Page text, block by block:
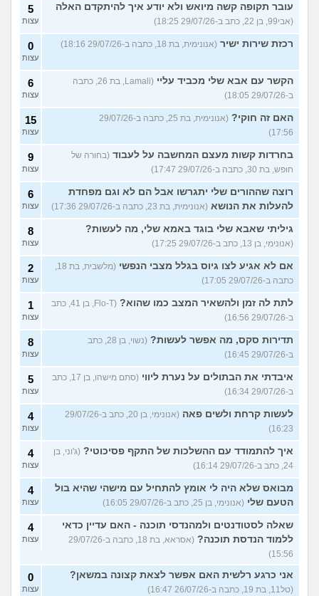
עובר תקופה קשה מיואש ולא יודע איך להיתקדם האלה
(אבי99, בן 22, כתב ב-29/07/26 18:25)
5
עצות
רכזת שירות ישיר (אנונימית, בת 18, כתבה ב-29/07/26 18:16) 0
עצות
הקשר עם אבא שלי מכביד עליי
(Lamali, בת 26, כתבה
ב-29/07/26 18:05)
6
עצות
האם זה חוקי?
(אנונימית, בת 25, כתבה ב-29/07/26
17:56)
15
עצות
בחרדות קשות מעצם המחשבה על לעבוד (בחורה של
חופש, בת 30, כתבה ב-29/07/26 17:47)
9
עצות
רוצה שההורים שלי יתגרשו אבל הם לא וגם מפחדת
להעלות את הנושא (אנונימית, בת 23, כתבה ב-29/07/26 17:36)
6
עצות
גיליתי שאבא שלי בוגד באמא שלי, מה לעשות?
(אנונימי, בן 13, כתב ב-29/07/26 17:25)
8
עצות
אם לא אגיע לצו גיוס בגלל מצבי הנפשי
(מלשבית, בת 18,
כתבה ב-29/07/26 17:05)
2
עצות
לתת לה זמן ולהשאיר המצב כמו שהוא?
(Flo-T, בן 41, כתב
ב-29/07/26 16:56)
1
עצות
תדירות סקס, מה אפשר לעשות?
(נשוי, בן 28, כתב
ב-29/07/26 16:45)
8
עצות
איבדתי את הבתולים על נערת ליווי
(סתם מישהו, בן 17, כתב
ב-29/07/26 16:34)
5
עצות
לעשות קרחת ולשים פאה
(אנונימי, בן 20, כתב ב-29/07/26
16:23)
4
עצות
איך להתמודד עם ההשלכות של התקף פסיכוטי? (ג'וני, בן
24, כתב ב-29/07/26 16:14)
4
עצות
מבואס שלא היה לי אומץ להתחיל עם מישהי שהיא בול
הטעם שלי (אנונימי, בן 25, כתב ב-29/07/26 16:05)
4
עצות
שאלה לסטודנטים ולמהנדסי תוכנה - האם עדיין כדאי
ללמוד הנדסת תוכנה?
(אסראא, בת 18, כתבה ב-29/07/26
15:56)
4
עצות
אני כרגע רלשית האם אפשר לצאת קצונה במשאן?
(טל11, בת 19, כתבה ב-26/07/26 16:47)
0
עצות